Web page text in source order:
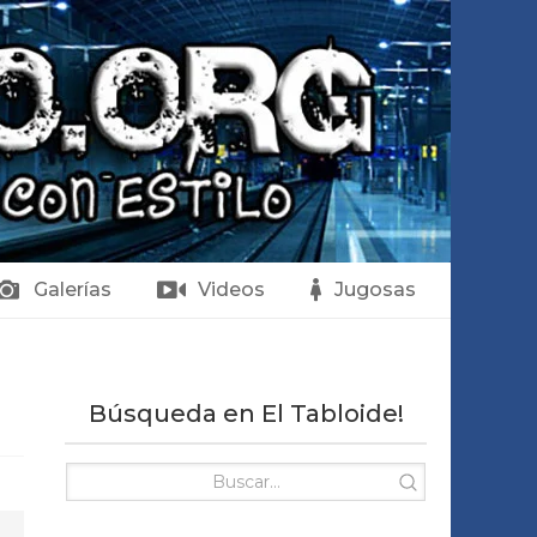
Galerías Videos Jugosas
Búsqueda en El Tabloide!